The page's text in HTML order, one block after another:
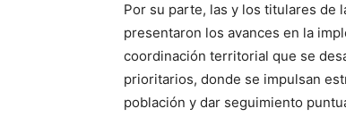
Por su parte, las y los titulares de
presentaron los avances en la
coordinación territorial que se
prioritarios, donde se impulsan
población y dar seguimiento